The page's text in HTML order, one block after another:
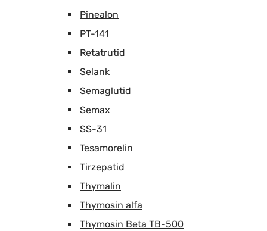
Pinealon
PT-141
Retatrutid
Selank
Semaglutid
Semax
SS-31
Tesamorelin
Tirzepatid
Thymalin
Thymosin alfa
Thymosin Beta TB-500